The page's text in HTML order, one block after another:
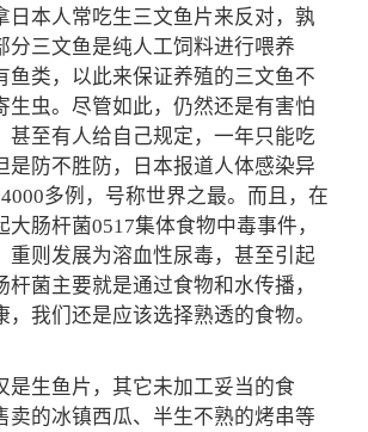
本人常吃生三文鱼片来反对，孰
分三文鱼是纯人工饲料进行喂养
鱼类，以此来保证养殖的三文鱼不
生虫。尽管如此，仍然还是有害怕
甚至有人给自己规定，一年只能吃
是防不胜防，日本报道人体感染异
多例，号称世界之最。而且，在
大肠杆菌0517集体食物中毒事件，
重则发展为溶血性尿毒，甚至引起
杆菌主要就是通过食物和水传播，
，我们还是应该选择熟透的食物。
生鱼片，其它未加工妥当的食
卖的冰镇西瓜、半生不熟的烤串等